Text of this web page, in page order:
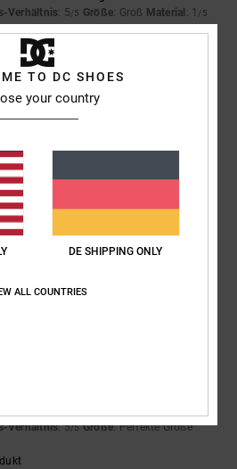
Verhältnis: 5/5 Größe: Groß Material : 1 /5
5/5
Verhältnis
5/5
Verhältnis: 5/5 Größe: Perfekte Größe
TO DC SHOES
your country
DE SHIPPING ONLY
ALL COUNTRIES